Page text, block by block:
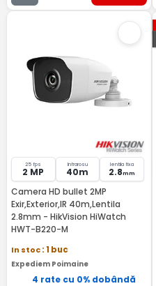
25 fps
2 MP
Infrarosu
40m
lentila fixa
2.8mm
Camera HD bullet 2MP
Exir,Exterior,IR 40m,Lentila
2.8mm - HikVision HiWatch
HWT-B220-M
In stoc: 1 buc
Expediem Poimaine
4 rate cu 0% dobândă